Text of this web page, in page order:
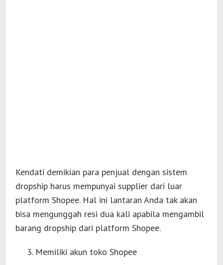
Kendati demikian para penjual dengan sistem
dropship harus mempunyai supplier dari luar
platform Shopee. Hal ini lantaran Anda tak akan
bisa mengunggah resi dua kali apabila mengambil
barang dropship dari platform Shopee.
Memiliki akun toko Shopee